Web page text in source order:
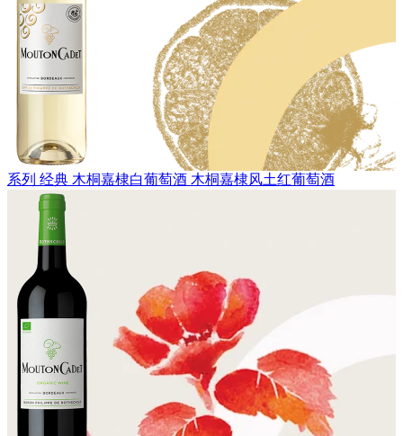
系列 经典 木桐嘉棣白葡萄酒 木桐嘉棣风土红葡萄酒